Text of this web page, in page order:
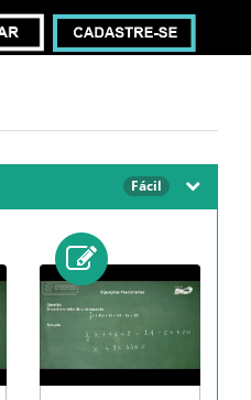
Fácil